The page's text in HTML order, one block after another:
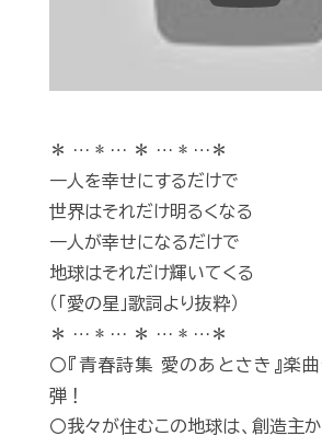
＊ … * … ＊ … * …＊
一人を幸せにするだけで
世界はそれだけ明るくなる
一人が幸せになるだけで
地球はそれだけ輝いてくる
（「愛の星」歌詞より抜粋）
＊ … * … ＊ … * …＊
〇『青春詩集 愛のあとさき』楽
弾！
〇我々が住むこの地球は、創造主